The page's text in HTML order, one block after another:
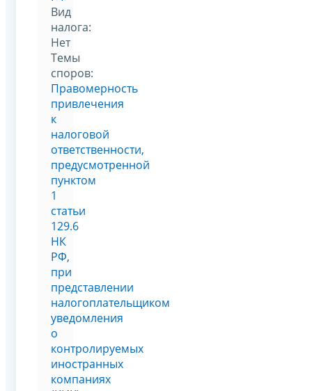
Вид
налога:
Нет
Темы
споров:
Правомерность
привлечения
к
налоговой
ответственности,
предусмотренной
пунктом
1
статьи
129.6
НК
РФ,
при
представлении
налогоплательщиком
уведомления
о
контролируемых
иностранных
компаниях